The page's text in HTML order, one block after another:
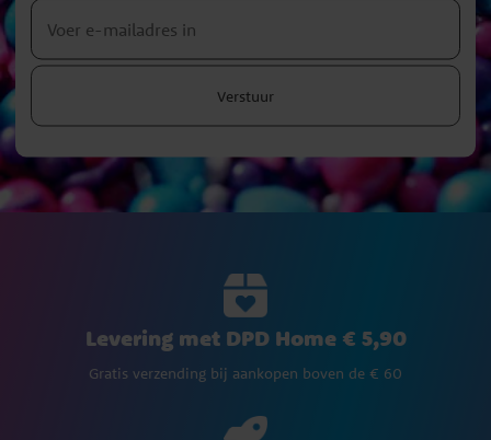
Verstuur
Levering met DPD Home € 5,90
Gratis verzending bij aankopen boven de € 60